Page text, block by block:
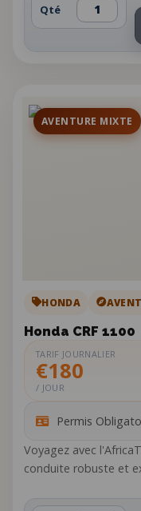
Qté
AVENTURE MIXTE
HONDA
Honda CRF 1100
TARIF JOURNALIER
€180
/ JOUR
Permis
Voyagez avec
conduite robuste et